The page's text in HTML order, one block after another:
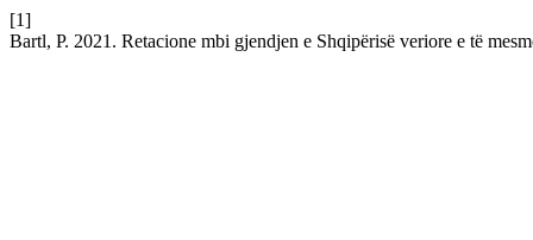
[1]
Bartl, P. 2021. Retacione mbi gjendjen e Shqipërisë veriore e të